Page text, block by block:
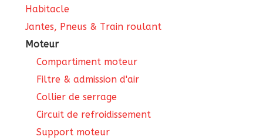
Habitacle
Jantes, Pneus & Train roulant
Moteur
Compartiment moteur
Filtre & admission d'air
Collier de serrage
Circuit de refroidissement
Support moteur